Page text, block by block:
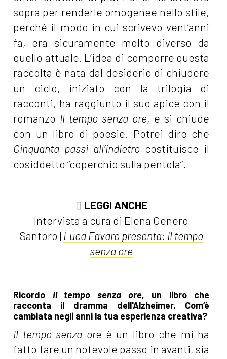
sopra per renderle omogenee nello stile,
perché il modo in cui scrivevo vent’anni
fa, era sicuramente molto diverso da
quello attuale. L’idea di comporre questa
raccolta è nata dal desiderio di chiudere
un ciclo, iniziato con la trilogia di
racconti, ha raggiunto il suo apice con il
romanzo Il tempo senza ore, e si chiude
con un libro di poesie. Potrei dire che
Cinquanta passi all’indietro costituisce il
cosiddetto “coperchio sulla pentola”.
LEGGI ANCHE
Intervista a cura di Elena Genero
Santoro | Luca Favaro presenta: Il tempo
senza ore
Ricordo Il tempo senza ore, un libro che
racconta il dramma dell'Alzheimer. Com’è
cambiata negli anni la tua esperienza creativa?
Il tempo senza ore è un libro che mi ha
fatto fare un notevole passo in avanti, sia